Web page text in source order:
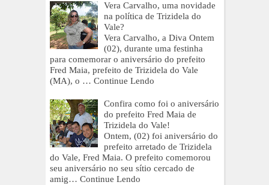
Vera Carvalho, uma novidade
na política de Trizidela do
Vale?
Vera Carvalho, a Diva Ontem
(02), durante uma festinha
para comemorar o aniversário do prefeito
Fred Maia, prefeito de Trizidela do Vale
(MA), o … Continue Lendo
Confira como foi o aniversário
do prefeito Fred Maia de
Trizidela do Vale!
Ontem, (02) foi aniversário do
prefeito arretado de Trizidela
do Vale, Fred Maia. O prefeito comemorou
seu aniversário no seu sítio cercado de
amig… Continue Lendo